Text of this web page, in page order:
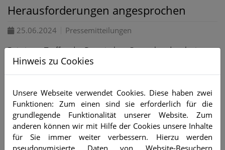
Herausforderungen angesprochen
25.06.2024
Pressemitteilungen
Bei einem Treffen der Bayerischen Genusshandwerke im
Staatsministerium für Wirtschaft, Landesentwicklung und
Landesinnungsverbandes für das Bäckerhandwerk, auf
Staatsminister Hubert Aiwanger.
In einer offenen Runde wurden dabei die drängendsten
Probleme angesprochen und gemeinsam nach
Lösungsansätzen gesucht. Aiwanger betonte dabei die
Hinweis zu Cookies
Unsere Webseite verwendet Cookies. Diese haben zwei
Funktionen: Zum einen sind sie erforderlich für die
grundlegende Funktionalität unserer Website. Zum
anderen können wir mit Hilfe der Cookies unsere Inhalte
für Sie immer weiter verbessern. Hierzu werden
pseudonymisierte Daten von Website-Besuchern